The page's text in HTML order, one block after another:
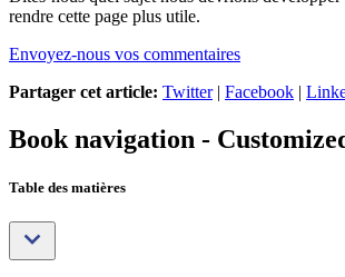
rendre cette page plus utile.
Envoyez-nous vos commentaires
Partager cet article: Twitter| Facebook |
Book navigation -
Table des matières